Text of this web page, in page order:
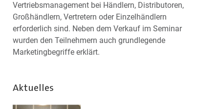
Vertriebsmanagement bei Händlern, Distributoren,
Großhändlern, Vertretern oder Einzelhändlern
erforderlich sind. Neben dem Verkauf im Seminar
wurden den Teilnehmern auch grundlegende
Marketingbegriffe erklärt.
Aktuelles